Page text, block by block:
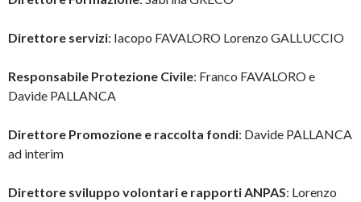
Direttore servizi: Iacopo FAVALORO Lorenzo GALLUCCIO
Responsabile Protezione Civile: Franco FAVALORO e
Davide PALLANCA
Direttore Promozione e raccolta fondi: Davide PALLANCA
ad interim
Direttore sviluppo volontari e rapporti ANPAS: Lorenzo